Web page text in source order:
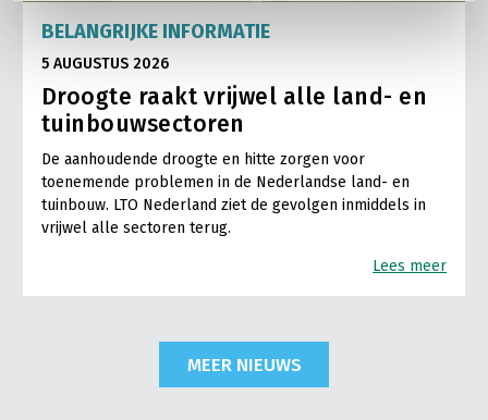
BELANGRIJKE INFORMATIE
5 AUGUSTUS 2026
Droogte raakt vrijwel alle land- en
tuinbouwsectoren
De aanhoudende droogte en hitte zorgen voor
toenemende problemen in de Nederlandse land- en
tuinbouw. LTO Nederland ziet de gevolgen inmiddels in
vrijwel alle sectoren terug.
Lees meer
MEER NIEUWS